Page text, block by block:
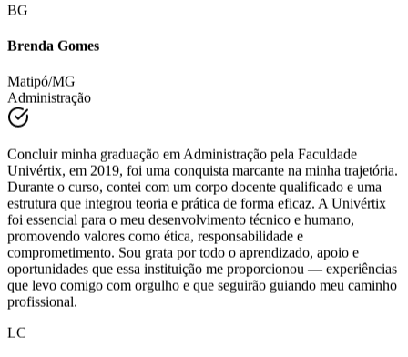
Matipó/MG
Administração
Concluir minha graduação em Administração pela Faculdade
Univértix, em 2019, foi uma conquista marcante na minha trajetória.
Durante o curso, contei com um corpo docente qualificado e uma
estrutura que integrou teoria e prática de forma eficaz. A Univértix
foi essencial para o meu desenvolvimento técnico e humano,
promovendo valores como ética, responsabilidade e
comprometimento. Sou grata por todo o aprendizado, apoio e
oportunidades que essa instituição me proporcionou — experiências
que levo comigo com orgulho e que seguirão guiando meu caminho
profissional.